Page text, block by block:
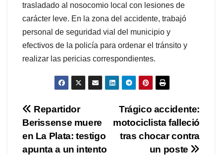
trasladado al nosocomio local con lesiones de
carácter leve. En la zona del accidente, trabajó
personal de seguridad vial del municipio y
efectivos de la policía para ordenar el tránsito y
realizar las pericias correspondientes.
Navegación
de
Trágico accidente:
motociclista falleció
tras chocar contra
un poste
Repartidor
Berissense muere
en La Plata: testigo
apunta a un intento